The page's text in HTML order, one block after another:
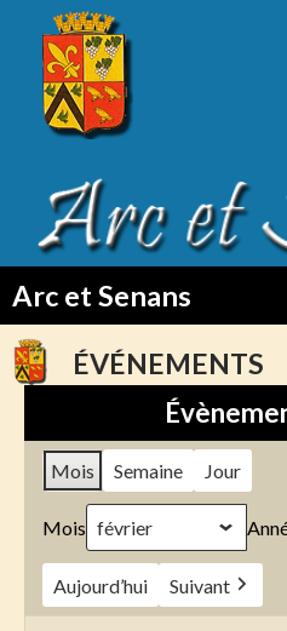
Arc et Senans
TO
CONTENTÉVÉNEMENTS
Mois Semaine Jour
Mois
Aujourd’hui Suivant